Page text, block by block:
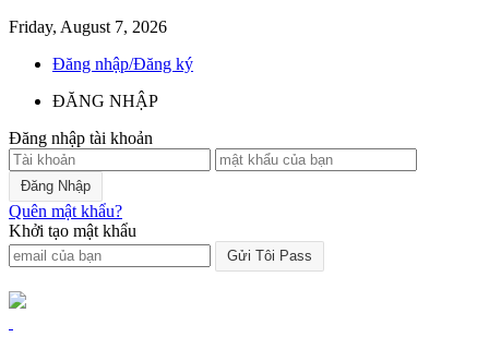
Friday, August 7, 2026
Đăng nhập/Đăng ký
ĐĂNG NHẬP
Đăng nhập tài khoản
Quên mật khẩu?
Khởi tạo mật khẩu